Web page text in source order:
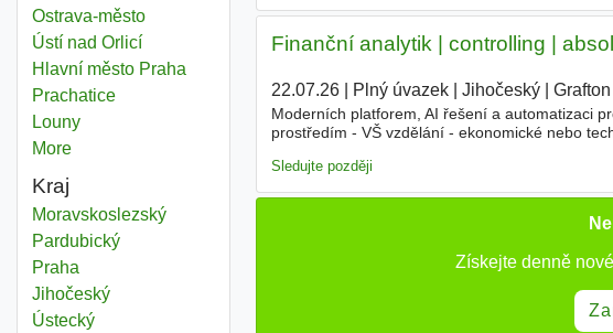
Sac
Ostrava-městoOkres
Sac
Ústí nad OrlicíOkres
Sac
Hlavní město Praha
Sac
PrachaticeOkres
Sac
LounyOkres
Moredistricts
Kraj
Sac
MoravskoslezskýKraj
Sac
PardubickýKraj
Sac
Praha
Sac
JihočeskýKraj
Sac
ÚsteckýKraj
Finanční analytik | controlling |
22.07.26| Plný úvazek| Jihočeský|
Moderních platforem, AI řešení a automatizaci
prostředím - VŠ vzdělání - ekonomické nebo
Sledujte později
Získejte denně